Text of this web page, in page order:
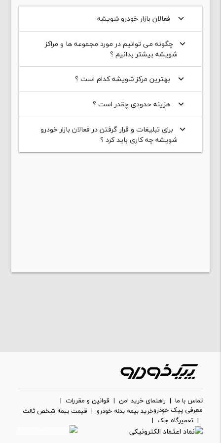
keyboard_arrow_down فعالان بازار خودرو شویشه
keyboard_arrow_down چگونه می توانیم در مورد مجموعه ها و مراکز
شویشه بیشتر بدانیم ؟
keyboard_arrow_down بهترین مرکز شویشه کدام است ؟
keyboard_arrow_down هزینه حدودی چقدر است ؟
keyboard_arrow_down
برای تبلیغات و قرار گرفتن در فعالان بازار خودرو
شویشه چه کاری باید کرد ؟
تماس با ما | راهنمای خرید امن | قوانین و مقررات |
معرفی پیک خودروخرید بیمه بدنه خودرو | قیمت بیمه شخص ثالث
|تعمیرگاه جک |